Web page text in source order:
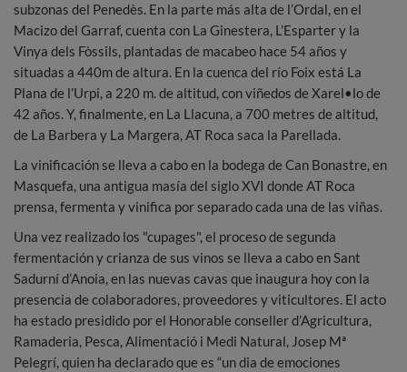
subzonas del Penedès. En la parte más alta de l’Ordal, en el
Macizo del Garraf, cuenta con La Ginestera, L’Esparter y la
Vinya dels Fòssils, plantadas de macabeo hace 54 años y
situadas a 440m de altura. En la cuenca del río Foix está La
Plana de l’Urpi, a 220 m. de altitud, con viñedos de Xarel•lo de
42 años. Y, finalmente, en La Llacuna, a 700 metres de altitud,
de La Barbera y La Margera, AT Roca saca la Parellada.
La vinificación se lleva a cabo en la bodega de Can Bonastre, en
Masquefa, una antigua masía del siglo XVI donde AT Roca
prensa, fermenta y vinifica por separado cada una de las viñas.
Una vez realizado los "cupages", el proceso de segunda
fermentación y crianza de sus vinos se lleva a cabo en Sant
Sadurní d’Anoia, en las nuevas cavas que inaugura hoy con la
presencia de colaboradores, proveedores y viticultores. El acto
ha estado presidido por el Honorable conseller d’Agricultura,
Ramaderia, Pesca, Alimentació i Medi Natural, Josep Mª
Pelegrí, quien ha declarado que es “un dia de emociones